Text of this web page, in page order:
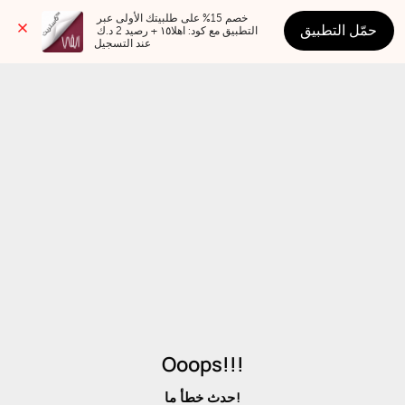
عند التسجيل
حمّل التطبيق
Ooops!!!
حدث خطأ ما!